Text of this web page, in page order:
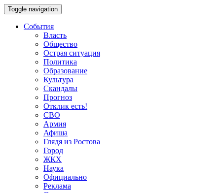
Toggle navigation
События
Власть
Общество
Острая ситуация
Политика
Образование
Культура
Скандалы
Прогноз
Отклик есть!
СВО
Армия
Афиша
Глядя из Ростова
Город
ЖКХ
Наука
Официально
Реклама